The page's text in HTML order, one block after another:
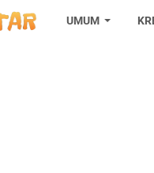
UMUM